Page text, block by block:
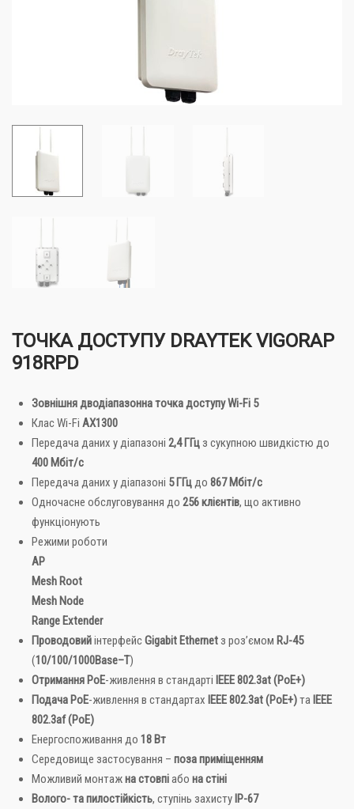
ТОЧКА ДОСТУПУ DRAYTEK VIGORAP
918RPD
Зовнішнядводіапазонна точка доступу Wi-Fi 5
Клас Wi-Fi AX1300
Передача даних у діапазоні 2,4 ГГц з сукупною швидкістю до
400 Мбіт/с
Передача даних у діапазоні 5 ГГцдо 867 Мбіт/с
Одночасне обслуговування до 256 клієнтів, що активно
функціонують
Режими роботи
AP
Mesh Root
Mesh Node
Range Extender
ПроводовийінтерфейсGigabit Ethernet з роз’ємом RJ-45
(10/100/1000Base–T)
Отримання PoE-живлення в стандарті IEEE 802.3at (PoE+)
Подача PoE-живлення в стандартах IEEE 802.3at (PoE+)та IEEE
802.3af (PoE)
Енергоспоживання до 18 Вт
Середовище застосування – поза приміщенням
Можливий монтажна стовпіабо на стіні
Волого- та пилостійкість, ступінь захисту IP-67